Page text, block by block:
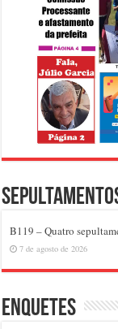
B119 – Quatro
7 de agosto de 2026
Enquetes